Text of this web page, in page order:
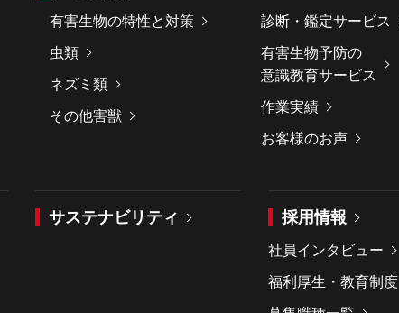
有害生物の特性と対策
虫類
ネズミ類
その他害獣
診断・鑑定サービス
有害生物予防の
意識教育サービス
作業実績
お客様のお声
サステナビリティ 採用情報
社員インタビュー
福利厚生・教育制度